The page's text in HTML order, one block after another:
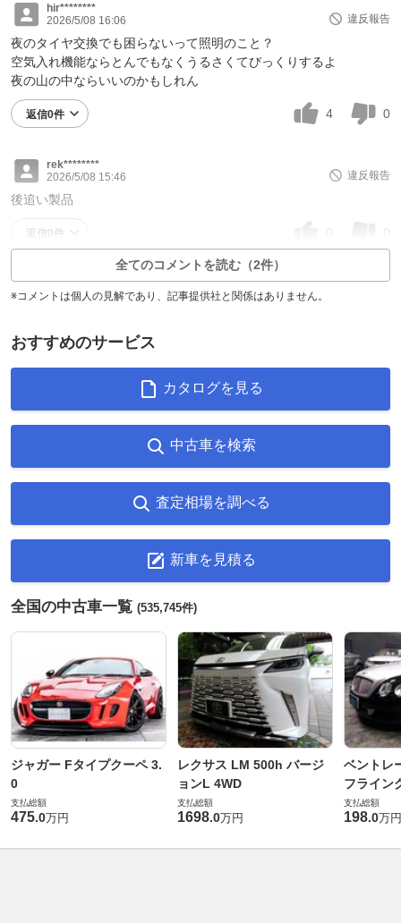
hir********
2026/5/08 16:06
違反報告
夜のタイヤ交換でも困らないって照明のこと？
空気入れ機能ならとんでもなくうるさくてびっくりするよ
夜の山の中ならいいのかもしれん
返信0件 4 0
rek********
2026/5/08 15:46
違反報告
後追い製品
返信0件
全てのコメントを読む（2件）
※コメントは個人の見解であり、記事提供社と関係はありません。
おすすめのサービス
カタログを見る
中古車を検索
査定相場を調べる
新車を見積る
全国の中古車一覧 (535,745件)
ジャガー Fタイプクーペ 3.
0
支払総額
475.0万円
レクサス LM 500h バージ
ョンL 4WD
支払総額
1698.0万円
ベントレ
フライン
支払総額
198.0万円